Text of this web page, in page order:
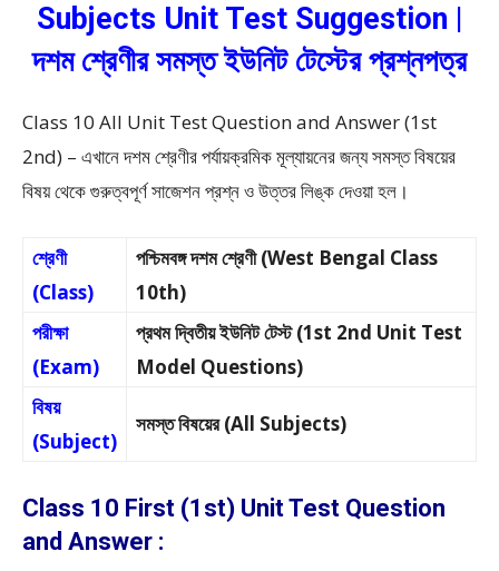
Subjects Unit Test Suggestion |
দশম শ্রেণীর সমস্ত ইউনিট টেস্টের প্রশ্নপত্র
Class 10 All Unit Test Question and Answer (1st
2nd) – এখানে দশম শ্রেণীর পর্যায়ক্রমিক মূল্যায়নের জন্য সমস্ত বিষয়ের
বিষয় থেকে গুরুত্বপূর্ণ সাজেশন প্রশ্ন ও উত্তর লিঙ্ক দেওয়া হল।
শ্রেণী
(Class)
পশ্চিমবঙ্গ দশম শ্রেণী (West Bengal Class
10th)
পরীক্ষা
(Exam)
প্রথম দ্বিতীয় ইউনিট টেস্ট (1st 2nd Unit Test
Model Questions)
বিষয়
(Subject)
সমস্ত বিষয়ের (All Subjects)
Class 10 First (1st) Unit Test Question
and Answer :